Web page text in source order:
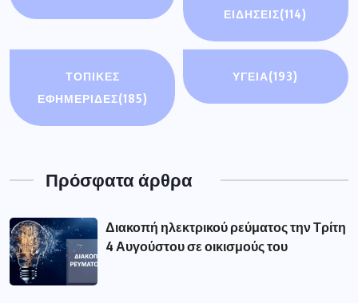
ΕΙΔΉΣΕΙΣ(114)
ΤΟΠΙΚΕΣ
ΕΦΗΜΕΡΙΔΕΣ(185)
ΥΓΕΙΑ(193)
Πρόσφατα άρθρα
Διακοπή ηλεκτρικού ρεύματος την Τρίτη
4 Αυγούστου σε οικισμούς του